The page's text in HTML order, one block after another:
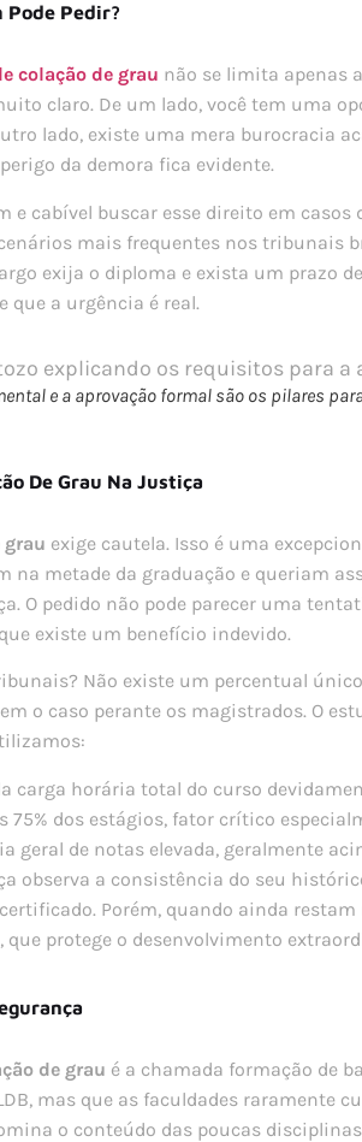
Pode Pedir?
colação de grau não se limita apenas
claro. De um lado, você tem uma
lado, existe uma mera burocracia
da demora fica evidente.
cabível buscar esse direito em
mais frequentes nos tribunais
exija o diploma e exista um prazo
que a urgência é real.
e a aprovação formal são os pilares
De Grau Na Justiça
grau exige cautela. Isso é uma
na metade da graduação e queriam
O pedido não pode parecer uma
existe um benefício indevido.
Não existe um percentual
o caso perante os magistrados. O
carga horária total do curso
75% dos estágios, fator crítico
geral de notas elevada, geralmente
observa a consistência do seu
Porém, quando ainda
, que protege o desenvolvimento
de grau é a chamada formação de
mas que as faculdades raramente
o conteúdo das poucas